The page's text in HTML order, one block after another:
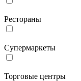
Рестораны
Супермаркеты
Торговые центры